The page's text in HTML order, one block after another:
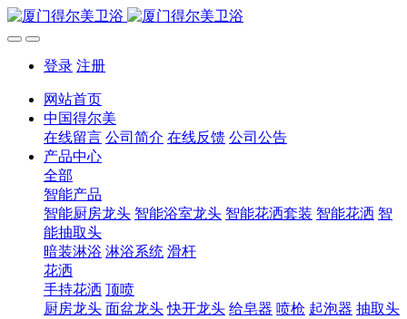
登录 注册
网站首页
中国得尔美
在线留言 公司简介 在线反馈 公司公告
产品中心
全部
智能产品
智能厨房龙头 智能浴室龙头 智能花洒套装 智能花洒 智
能抽取头
暗装淋浴 淋浴系统 滑杆
花洒
手持花洒 顶喷
厨房龙头 面盆龙头 快开龙头 给皂器 喷枪 起泡器 抽取头